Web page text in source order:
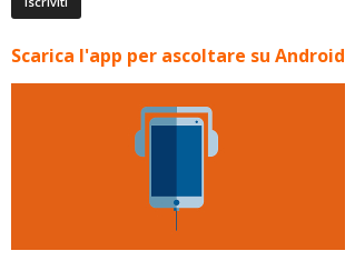
Scarica l'app per ascoltare su Android